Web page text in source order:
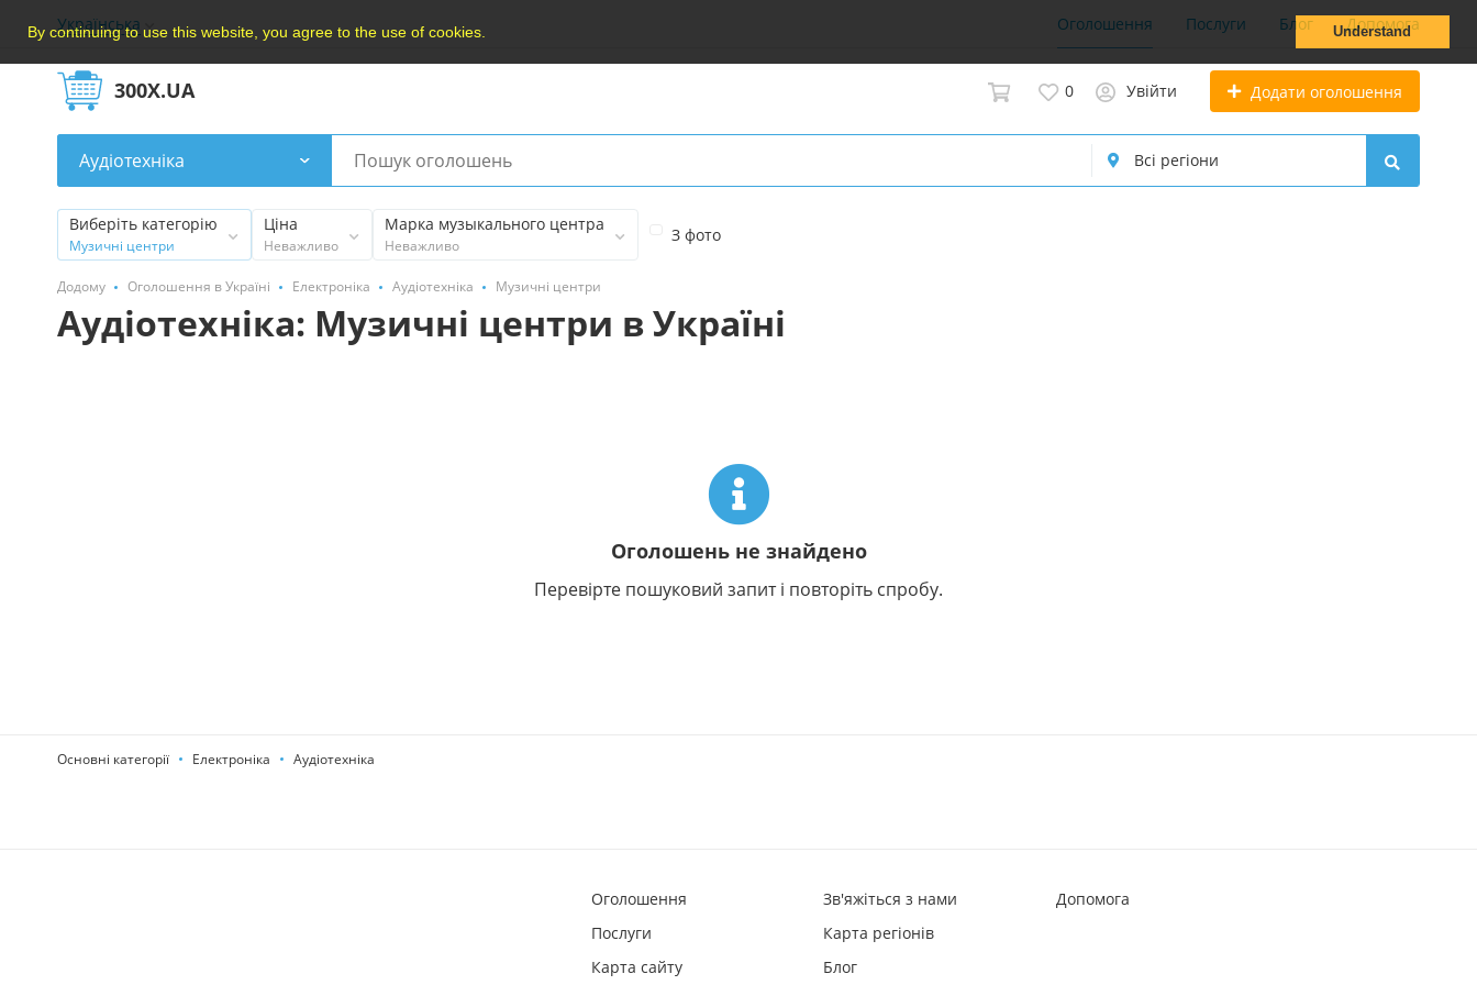
By continuing to use this website, you agree to the use of cookies. Understand
Українська Оголошення Послуги Блог Допомога
300X.UA 0 Увійти Додати оголошення
Аудіотехніка
Виберіть категорію
Музичні центри
Ціна
Неважливо
Марка музыкального центра
Неважливо
З фото
Додому Оголошення в Україні Електроніка Аудіотехніка Музичні центри
Аудіотехніка: Музичні центри в Україні
Оголошень не знайдено
Перевірте пошуковий запит і повторіть спробу.
Основні категорії Електроніка Аудіотехніка
Оголошення
Послуги
Карта сайту
Зв'яжіться з нами
Карта регіонів
Блог
Допомога